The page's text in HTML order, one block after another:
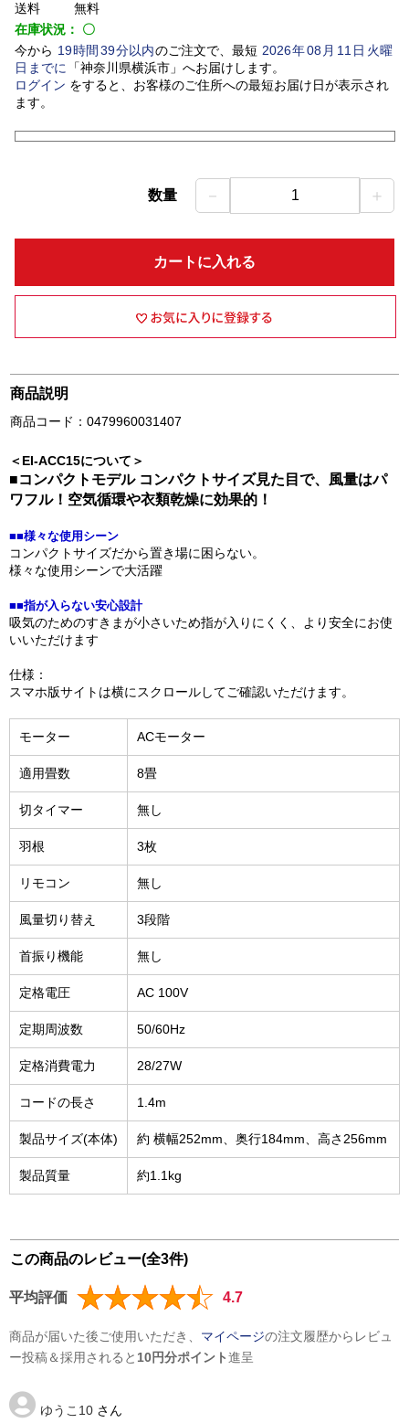
送料
無料
在庫状況： 〇
今から 19時間 39分以内のご注文で、最短 2026年08 月 11 日火曜
日 までに 「神奈川県横浜市」 へお届けします。
ログイン をすると、お客様のご住所への最短お届け日が表示され
ます。
数量 － 1 ＋
カートに入れる
商品説明
商品コード：0479960031407
＜EI-ACC15について＞
■コンパクトモデル コンパクトサイズ見た目で、風量はパ
ワフル！空気循環や衣類乾燥に効果的！
■■様々な使用シーン
コンパクトサイズだから置き場に困らない。
様々な使用シーンで大活躍
■■指が入らない安心設計
吸気のためのすきまが小さいため指が入りにくく、より安全にお使
いいただけます
仕様：
スマホ版サイトは横にスクロールしてご確認いただけます。
モーター ACモーター
適用畳数 8畳
切タイマー 無し
羽根 3枚
リモコン 無し
風量切り替え 3段階
首振り機能 無し
定格電圧 AC 100V
定期周波数 50/60Hz
定格消費電力 28/27W
コードの長さ 1.4m
製品サイズ(本体) 約 横幅252mm、奥行184mm、高さ256mm
製品質量 約1.1kg
この商品のレビュー(全3件)
平均評価 4.7
商品が届いた後ご使用いただき、 マイページの注文履歴からレビュ
ー投稿＆採用されると 10円分ポイント進呈
ゆうこ10 さん